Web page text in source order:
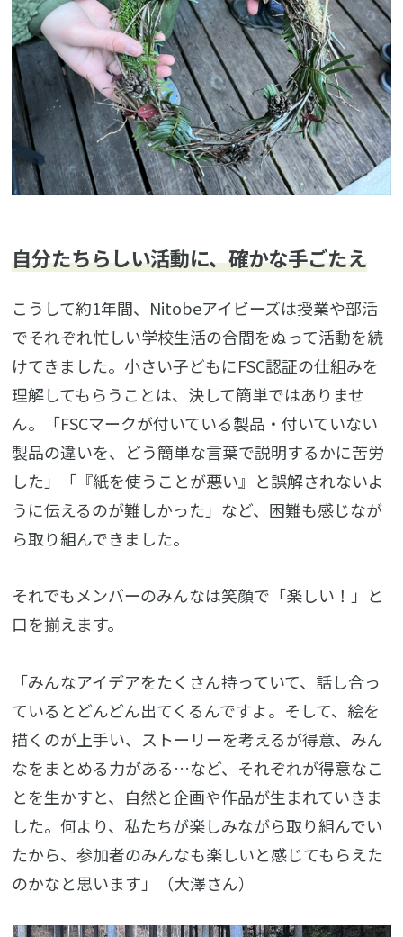
自分たちらしい活動に、確かな手ごたえ
こうして約1年間、Nitobeアイビーズは授業や部活
でそれぞれ忙しい学校生活の合間をぬって活動を続
けてきました。小さい子どもにFSC認証の仕組みを
理解してもらうことは、決して簡単ではありませ
ん。「FSCマークが付いている製品・付いていない
製品の違いを、どう簡単な言葉で説明するかに苦労
した」「『紙を使うことが悪い』と誤解されないよ
うに伝えるのが難しかった」など、困難も感じなが
ら取り組んできました。
それでもメンバーのみんなは笑顔で「楽しい！」と
口を揃えます。
「みんなアイデアをたくさん持っていて、話し合っ
ているとどんどん出てくるんですよ。そして、絵を
描くのが上手い、ストーリーを考えるが得意、みん
なをまとめる力がある…など、それぞれが得意なこ
とを生かすと、自然と企画や作品が生まれていきま
した。何より、私たちが楽しみながら取り組んでい
たから、参加者のみんなも楽しいと感じてもらえた
のかなと思います」（大澤さん）